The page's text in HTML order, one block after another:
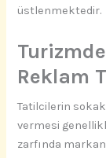
üstlenmektedir.
Reklam
Tatilcilerin
vermesi
zarfında